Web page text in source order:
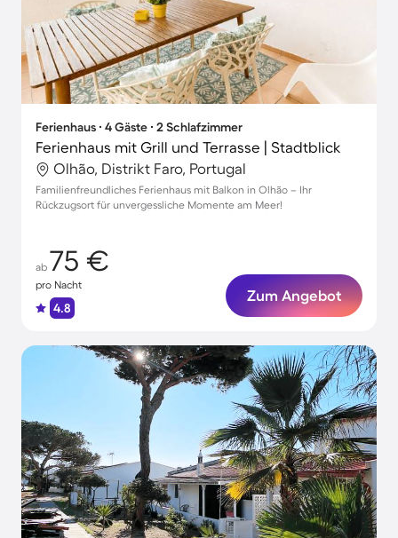
Ferienhaus ∙ 4 Gäste ∙ 2 Schlafzimmer
Ferienhaus mit Grill und Terrasse | Stadtblick
Olhão, Distrikt Faro, Portugal
Familienfreundliches Ferienhaus mit Balkon in Olhão – Ihr
Rückzugsort für unvergessliche Momente am Meer!
ab 75 €
pro Nacht
4.8
Zum Angebot